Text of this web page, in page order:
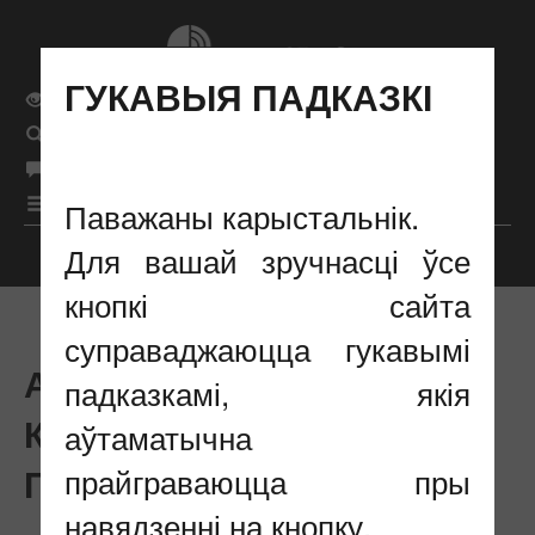
ГУКАВЫЯ ПАДКАЗКІ
Паважаны карыстальнік.
Для вашай зручнасці ўсе
кнопкі сайта
суправаджаюцца гукавымі
падказкамі, якія
аўтаматычна
прайграваюцца пры
навядзенні на кнопку.
Звычайная версія сайта
Меню
Налады адлюстравання
АНАЛІТЫЧНЫЯ І
КАНСУЛЬТАЦЫЙНЫЯ
ПАСЛУГІ